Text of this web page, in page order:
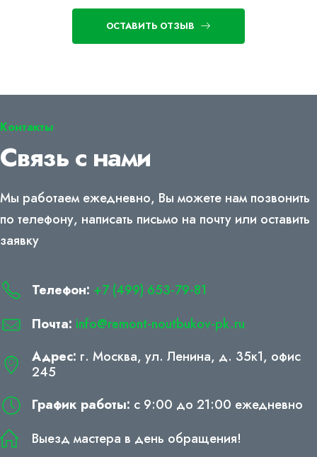
ОСТАВИТЬ ОТЗЫВ
Контакты
Связь с нами
Мы работаем ежедневно, Вы можете нам позвонить
по телефону, написать письмо на почту или оставить
заявку
Телефон: +7 (499) 653-79-81
Почта: info@remont-noutbukov-pk.ru
Адрес: г. Москва, ул. Ленина, д. 35к1, офис
245
График работы: с 9:00 до 21:00 ежедневно
Выезд мастера в день обращения!